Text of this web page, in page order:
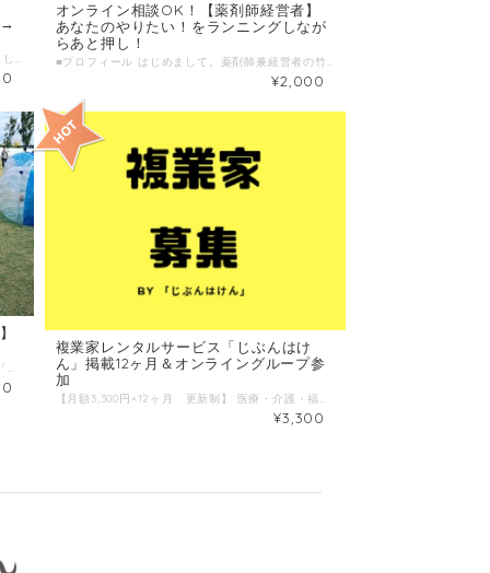
→
■プロフィール 専門学校を卒業後、理学療法士として回復期の病院やクリニックに勤務しました。 その後、アンプティサッカー日本代表トレーナーやフィットネスクラブでのパーソナルトレーナーを経てセレッソ大阪スポーツクラブでアカデミーやセレッソLABOで、医療以外のスポーツなどの分野でも働きました。 その後、活動の場をタイへ移しサッカー北マリアナ諸島A代表や、ビーチサッカータイ代表などのフィジオとして国際大会に帯同するなど国際的なサッカーのサポートを行い、現在は、タイでMSD LABO Co.,Ltdという会社を起業して現地の駐在員や、企業の健康管理などを行なっている。 また、海外と日本を行き来しながら、 日本ではエステサロンやコンディショニングルームのコンサルや、企業・団体の健康管理のサポートを行なっている。 2020年、日本法人MSD株式会社を設立し、世界セラピストと日本のセラピストを繋ぐ「Ｂroadcast」、世界のアスリートやセラピストからスポーツを通して知識や人間教育を学ぶ「Parallel」などのメディアサービスを展開中。 自身のキャリア形成や、自分の売り方、海外挑戦の後押しなどなんでもご相談ください。 MSDブロードキャストＨＰ ⬇️ https://msd.or.jp/broadcast/ MSD公式ホームページ ⬇️ https://msd.or.jp ■わたしの複業 ・病院勤務 ・クリニック勤務 ・訪問看護ステーションでのセラピスト勤務 ・大手フィットネスクラブのパーソナルトレーナー契約 ・企業との顧問健康管理の契約 ・セレッソ大阪アカデミーのトレーナー ・プロスケートボード選手とパーソナル契約 ・エステサロンやコンディショニングルームのコンサルタント契約 ・ロードレース大会のサポートトレーナー ・アンプティサッカー日本代表トレーナー ・北マリアナ諸島サッカー協会代表トレーナー（A代表、U23,U19,U15） ・元日本代表サッカー選手、タイリーグ所属プロサッカー選手のパーソナルサポート ・タイビーチサッカー代表のコンディションサポート ・ミュージシャンの遠征時のコンディションサポート ・セミナー講師 ・医療系や一般の大学など教育機関での講師 ・セラピストのブランディングやコンサルティングサポート など ■提供できること キャリア・複業・起業・海外挑戦に関する相談やアドバイスが行えます。 ■ こんな人におすすめ ・海外のセラピストのリアルな情報を知りたい人 ・自分の悩みを誰かに相談したい人 ・自分のスキルや知識をどう仕事に生かしたらいいのかわからない人 ・自分のビジネススキルを高めたい人 ・知識や技術、視野を広げたい人 ・これから挑戦したいことはあるが、一人では一歩を踏み出せない人 ■ 当日の流れとスケジュール オンライン（ZOOM）で相談 （挨拶と自己紹介、その後悩んでいることをお聞かせください。） ■ 調整可能な曜日・時間帯 ＊平日の日中も可能な日がございます。お気軽にお問い合わせ下さい。 ＊ 当日のお申し込みはご遠慮ください。 ３日前以上の余裕を持った日時で、ご希望日時を３つほどお知らせください。 （送信欄）＝＝＝＝＝＝＝＝＝＝＝＝ 第一希望：●月●日●曜日 ●時●分～●時●分 第二希望：●月●日●曜日 ●時●分～●時●分 第三希望：●月●日●曜日 ●時●分～●時●分 ＝＝＝＝＝＝＝＝＝＝＝＝＝＝＝＝＝ ■1回のサービス提供時間 1回 60分
オンライン相談OK！【薬剤師経営者】
あなたのやりたい！をランニングしなが
らあと押し！
■プロフィール はじめまして。薬剤師兼経営者の竹中です。人のやりたい！を聞いてカタチにしていくのが大好きです。 一緒にかるいランニングをしながら「夢ややりたいこと」を聞くと咄嗟に良いアイデアが浮かぶことがあり、どなたの力になれるのではないかと思い「じぶんはけん」に登録しました。 何かやってみたいことがあるのだけれど・・・どうやって始めたらよいか分からない、勇気が持てないなどあれば、あと押しします。自分が持っている資源で何かお力になれることがあれば提供します。 気軽になんでも相談ください。 走るのが苦手という方でも安心してください。ウォーキングしながらでもOKです。 また、遠方の方は、全国どこからでも、「オンライン相談」のみもOKです。 ■わたしの複業 ＊薬剤師・経営者・ライター ＊株式会社バンブー 代表取締役 薬局（3店舗） 介護（デイサービス、訪問介護） 美容（ヨガスタジオ、エステサロン、男性脱毛サロン） メディア（ライター、コンサルタント） ＊一般社団法人 薬局支援協会 代表理事 みんなで選ぶ薬局アワード開催 ＊イベンター 宝探し、講演会、大運動会、交流会などなど企画 ＊ウェブ解析士 ＊100kmウルトラマラソンランナー ＊登山好き ■時間内に提供できること ＊ランニングをとおして体をスッキリ ＊ランニングをとおして頭をスッキリ ＊やりたいこと、チャレンジしたいことへの相談・アドバイス ＊ヒラメキ、新しいアイデア ＊やる気 ■ こんな人におすすめ ＊やりたいこと、チャレンジしたいことがあるが一歩踏み切れていない方 ＊どうやって行動を起こして行けば良いか分からない方 ＊やりたいことに踏み出したもののモチベーションが下がっている方 ■ 当日の流れとスケジュール 1ランニングコース近く(ランニングステーションなど）で、走れる格好で集合 2準備体操・簡単にお互い自己紹介 3走り始める・ウォーキング可(走る距離は体力に合わせます）〜60分程度 4一定の距離を走って終了 ■ 調整可能な曜日・時間帯 平日の19時以降 上記で難しい場合は調整可能な日もございますので気軽にお問い合わせ下さい。 ■ オンライン対応について LINE, Facebookメッセンジャーにてやりとり可能です。 ■1回のサービス提供時間 1時間/回
¥2,000
■プロフィール はじめまして、長尾健斗です。 「楽しむ」を軸に様々なお仕事やイベントを日々おこなっています。 イベントはふわふわ遊具を活用したバブルサッカーやボルダリングなどのイベントが多いです。 また法人・個人問わず、採用や就職についての相談にも乗っています。 ■わたしの複業 ①大学卒業後、2015年4月～医療・介護業界の採用課題の解決を考え続けています。 ②イベントの企画・開催が好きで、最近は夏に大きなプールをたくさん設置してウォーターパークをつくりました(笑) ③趣味：読書（本も好きですが、特に漫画が大好きです） ■時間内に提供できること 社内イベントや研修目的の活用はもちろんですが、社員旅行の代わりに運動会などでふわふわ遊具をご活用いただくケースも多いので、様々な要望に合わせた時間をご提供できるかと思います。 また社内の運動会などでご家族も参加される場合は、ふわふわ遊具を使ったキッズスペースもご用意しております。 大きなバブルボールやフットダーツ、今流行りのボルダリングまで、様々な遊具を取り揃えていますので、なにより、きっと、みなさまに楽しんでいただけるかと思います^ ^ ご興味・ご不明点がございましたら、ぜひ一度電話やメールにてご相談ください。 ■こんな人におすすめ 幅広い方にご活用いただいているので、まずはお気軽にご相談ください！ ☑組織内のコミュニケーションの活性化 ☑モチベーションアップ ☑チームビルディング（研修などで活用） ☑離職率低下 ☑採用イベント 上記のような内容でお悩み・ご検討中の方におススメです。現在は大手企業さま含む、800件以上のご依頼をいただいておりますので、安心してご相談ください。 ■当日の流れとスケジュール 内容・場所により応相談 ■調整可能な曜日・時間帯 随時対応しておりますので、お気軽にお問合せください。 ■オンライン対応について LINE、Facebookメッセンジャーにて対応可能です。 ■1回のサービス提供時間 3時間/回
複業家レンタルサービス「じぶんはけ
ん」掲載12ヶ月＆オンライングループ参
加
【月額3,300円×12ヶ月 更新制】 医療・介護・福祉に関わる人、患者経験のある人、障がいのある人、 自分の知識や経験を他者に価値として提供する「複業家」レンタルサービスです。 【ワーシャルの考える複業家とは？】 わたしたちは、「複数」の「業（わざ）」と「つながり」を活かし、ワクワクしながら発信する人を 「複業家」と考えています。 「わたしは何も発信できていない。」という方も、 「じぶんはけん」に登録した時点で「複業家」としての発信の第一歩を踏み出せます。 【ワーシャル複業家3ヶ条】 1、人生における役割を複数持つこと 2、自分らしく人に貢献できる業（わざ＝知識や経験）をかけあわせること 3、いつもと違う場で、いつもと違う誰かとの出会いを心から楽しむこと 【ワーシャルが考える複業家のメリット】 1つの職場では身につけることのできない「4C 」を身に着けることができる。 複業によって身に着けることができる「4C 」 「Communication（コミュニケーション）」さまざまな人と意思疎通ができる 「Collaboration（コラボレーション）」協力しあうことができる 「Critical Thinking（クリティカルシンキング）」想定外の問題も自分の力で分析したり解決できる 「Creativity（クリエイティビティ）」創造力を発揮できる 【複業家としてエントリーしたい方へ】 「複業家」とは特別な人ではありません。 普段通りの何気ないあなたが、 別の場所に行くと、なぜか感謝され「ありがとう」と言われたり、勇気を与えたりすることができる。 そんな新しい出会いにより、自分自身の価値を再発見することができるのが、 「複業家」レンタルサービスです。 医療・介護・福祉で働く人だけでなく、 病気や障がいを抱えている人にもあなたらしさを大事にした働き方をクリエイトします。 がん患者の方、神経難病で家から出れない人、医療・介護・福祉の専門性や患者体験を生かしたい方など、 スキルや技術がなくても、あなたの体験や経験を「相談にのる」という形で「価値」に変換することもできます。 あなたも、「複業家」として新たな1歩を歩んでみませんか？ こちらのサイトに登録すると、仕事をつくることだけでなく、 「じぶんはけん」会員限定のFacebook複業家オンライングループに参加し、情報交換することができます。 ＊「複業家」として登録したい方はカートよりご購入ください。 「複業家」掲載の会費は、【月額3,300円×12ヶ月 更新制】 会員期間12ヶ月更新制となります。 カートよりご購入いただいた後、簡単なWEB or 電話面談にて正式な会員登録となります。 ＊購入後のご面談にてお断りする場合もございます。その際は返金キャンセル対応となりますのでご了承ください。
¥3,300